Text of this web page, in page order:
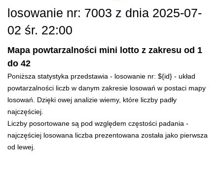
losowanie nr: 7003 z dnia 2025-07-
02 śr. 22:00
Mapa powtarzalności mini lotto z zakresu od 1
do 42
Poniższa statystyka przedstawia - losowanie nr: ${id} - układ
powtarzalności liczb w danym zakresie losowań w postaci mapy
losowań. Dzięki owej analizie wiemy, które liczby padły
najczęściej.
Liczby posortowane są pod względem częstości padania -
najczęściej losowana liczba prezentowana została jako pierwsza
od lewej.